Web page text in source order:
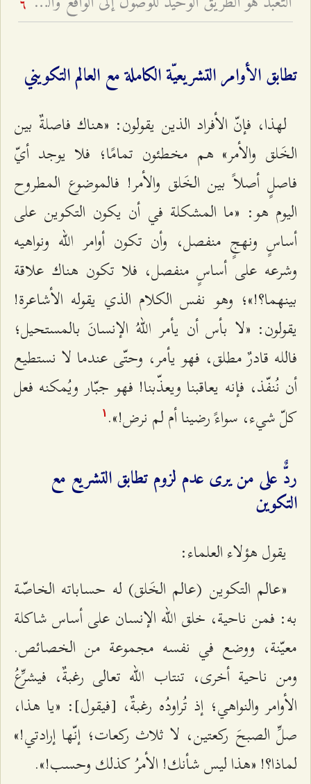
6
تطابق الأوامر التشريعيّة الكاملة مع العالم التكويني
لهذا، فإنّ الأفراد الذين يقولون: «هناك فاصلةٌ بين
الخَلق والأمر» هم مخطئون تمامًا؛ فلا يوجد أيّ
فاصلٍ أصلاً بين الخَلق والأمر! فالموضوع المطروح
اليوم هو: «ما المشكلة في أن يكون التكوين على
أساسٍ ونهجٍ منفصل، وأن تكون أوامر الله ونواهيه
وشرعه على أساسٍ منفصل، فلا تكون هناك علاقة
بينهما؟!»؛ وهو نفس الكلام الذي يقوله الأشاعرة!
يقولون: «لا بأس أن يأمر اللهُ الإنسانَ بالمستحيل؛
فالله قادرٌ مطلق، فهو يأمر، وحتّى عندما لا نستطيع
أن نُنفّذ، فإنه يعاقبنا ويعذّبنا! فهو جبّار ويُمكنه فعل
كلّ شيء، سواءً رضينا أم لم نرض!». ۱
ردٌّ على من يرى عدم لزوم تطابق التشريع مع
التكوين
يقول هؤلاء العلماء:
«عالم التكوين (عالم الخَلق) له حساباته الخاصّة
به: فمن ناحية، خلق الله الإنسان على أساس شاكلة
معيّنة، ووضع في نفسه مجموعة من الخصائص.
ومن ناحية أخرى، تنتاب الله تعالى رغبةٌ، فيشرِّعُ
الأوامر والنواهي؛ إذ تُراودُه رغبةٌ، [فيقول]: «يا هذا،
صلِّ الصبحَ ركعتين، لا ثلاث ركعات؛ إنّها إرادتي!»
لماذا؟! «هذا ليس شأنك! الأمرُ كذلك وحسب!».